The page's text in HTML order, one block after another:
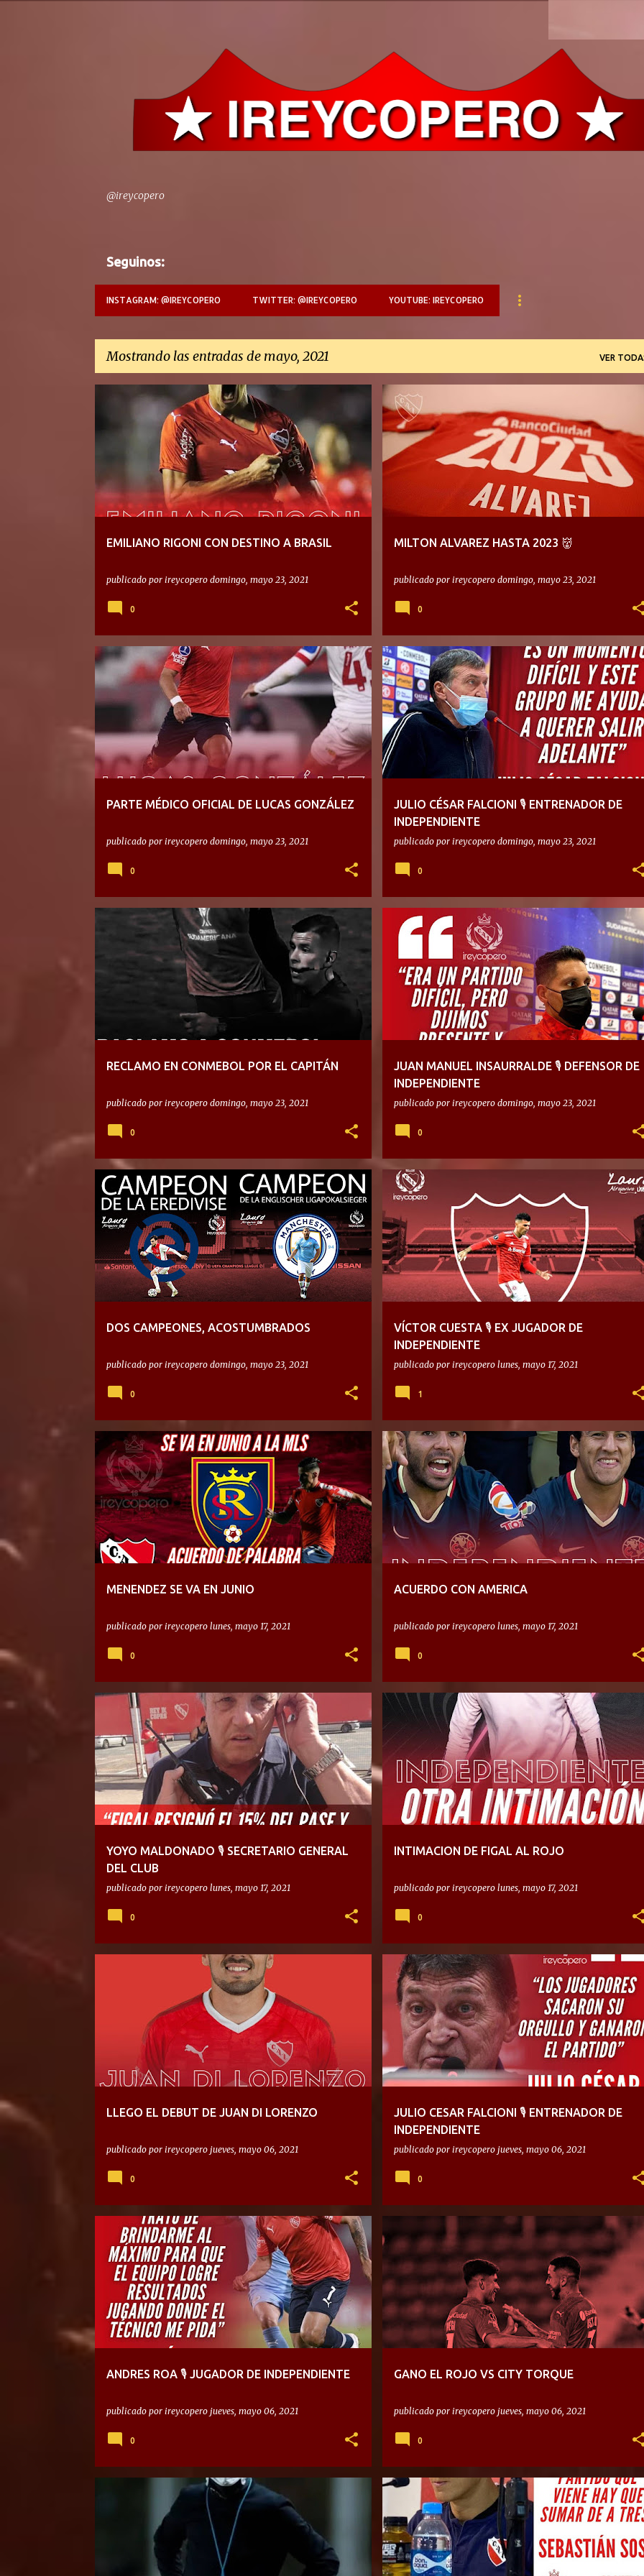
@ireycopero
Seguinos:
INSTAGRAM: @IREYCOPERO TWITTER: @IREYCOPERO YOUTUBE: IREYCOPERO
Mostrando las entradas de mayo, 2021 VER
a
d
EMILIANO RIGONI CON DESTINO A BRASIL
publicado por ireycopero domingo, mayo 23, 2021
0
MILTON ALVAREZ HASTA 2023 👹
publicado por ireycopero domingo, mayo 23, 2021
0
PARTE MÉDICO OFICIAL DE LUCAS GONZÁLEZ
publicado por ireycopero domingo, mayo 23, 2021
0
JULIO CÉSAR FALCIONI 🎙 ENTRENADOR DE
INDEPENDIENTE
publicado por ireycopero domingo, mayo 23, 2021
0
RECLAMO EN CONMEBOL POR EL CAPITÁN
publicado por ireycopero domingo, mayo 23, 2021
0
JUAN MANUEL INSAURRALDE 🎙 DEFENSOR DE
INDEPENDIENTE
publicado por ireycopero domingo, mayo 23, 2021
0
DOS CAMPEONES, ACOSTUMBRADOS
publicado por ireycopero domingo, mayo 23, 2021
0
VÍCTOR CUESTA 🎙 EX JUGADOR DE
INDEPENDIENTE
publicado por ireycopero lunes, mayo 17, 2021
1
MENENDEZ SE VA EN JUNIO
publicado por ireycopero lunes, mayo 17, 2021
0
ACUERDO CON AMERICA
publicado por ireycopero lunes, mayo 17, 2021
0
YOYO MALDONADO 🎙 SECRETARIO GENERAL
DEL CLUB
publicado por ireycopero lunes, mayo 17, 2021
0
INTIMACION DE FIGAL AL ROJO
publicado por ireycopero lunes, mayo 17, 2021
0
LLEGO EL DEBUT DE JUAN DI LORENZO
publicado por ireycopero jueves, mayo 06, 2021
0
JULIO CESAR FALCIONI 🎙 ENTRENADOR DE
INDEPENDIENTE
publicado por ireycopero jueves, mayo 06, 2021
0
ANDRES ROA 🎙 JUGADOR DE INDEPENDIENTE
publicado por ireycopero jueves, mayo 06, 2021
0
GANO EL ROJO VS CITY TORQUE
publicado por ireycopero jueves, mayo 06, 2021
0